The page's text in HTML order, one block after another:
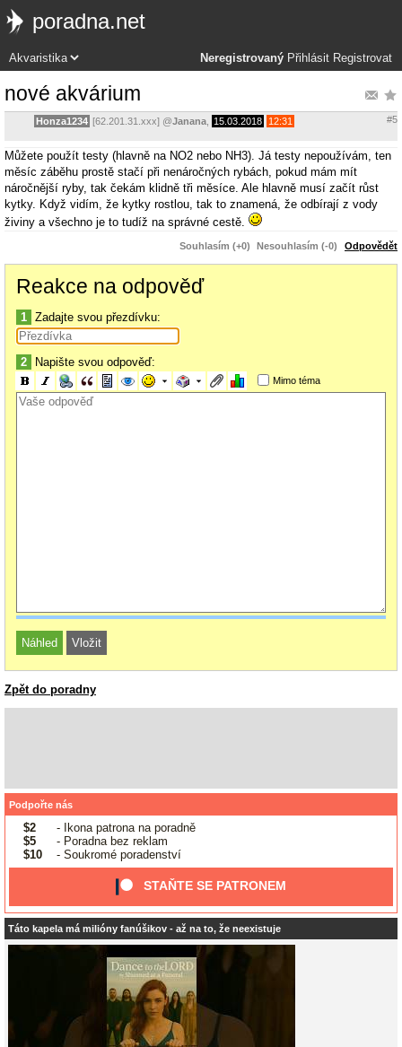
poradna.net
Neregistrovaný Přihlásit Registrovat
nové akvárium
Honza1234 [62.201.31.xxx] @Janana 15.03.2018 12:31 #5
Můžete použít testy (hlavně na NO2 nebo NH3). Já testy nepoužívám, ten
měsíc záběhu prostě stačí při nenáročných rybách, pokud mám mít
náročnější ryby, tak čekám klidně tři měsíce. Ale hlavně musí začít růst
kytky. Když vidím, že kytky rostlou, tak to znamená, že odbírají z vody
živiny a všechno je to tudíž na správné cestě.
Souhlasím (+0) Nesouhlasím (-0) Odpovědět
Reakce na odpověď
1 Zadajte svou přezdívku:
2 Napište svou odpověď:
Mimo téma
Zpět do poradny
Podpořte nás
$2
- Ikona patrona na poradně
$5
- Poradna bez reklam
$10
- Soukromé poradenství
STAŇTE SE PATRONEM
Táto kapela má milióny fanúšikov - až na to, že neexistuje